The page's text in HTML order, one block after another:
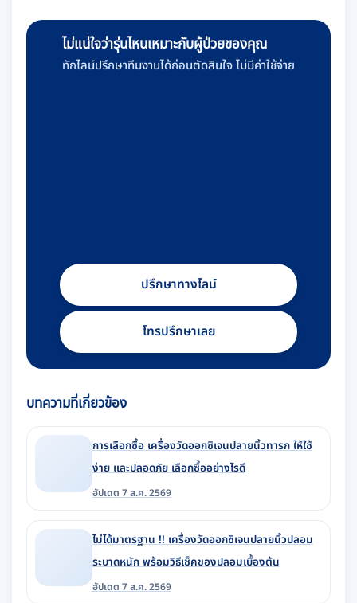
ไม่แน่ใจว่ารุ่นไหนเหมาะกับผู้ป่วยของคุณ
ทักไลน์ปรึกษาทีมงานได้ก่อนตัดสินใจ ไม่มีค่าใช้จ่าย
ปรึกษาทางไลน์
โทรปรึกษาเลย
บทความที่เกี่ยวข้อง
การเลือกซื้อ เครื่องวัดออกซิเจนปลายนิ้วทารก ให้ใช้
ง่าย และปลอดภัย เลือกซื้ออย่างไรดี
อัปเดต 7 ส.ค. 2569
ไม่ได้มาตรฐาน !! เครื่องวัดออกซิเจนปลายนิ้วปลอม
ระบาดหนัก พร้อมวิธีเช็คของปลอมเบื้องต้น
อัปเดต 7 ส.ค. 2569